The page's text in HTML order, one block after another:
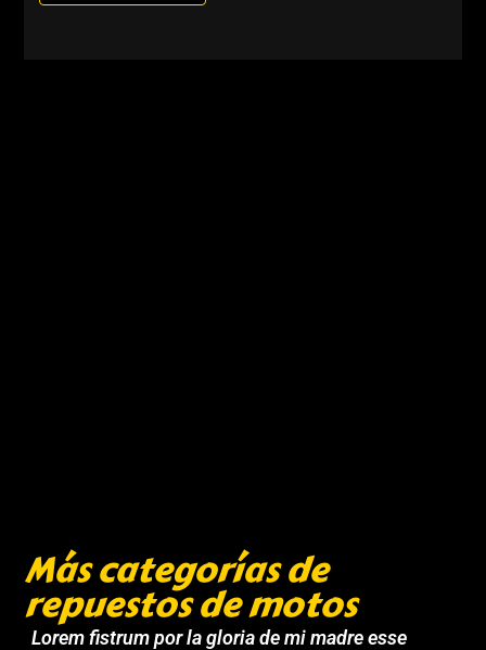
Más categorías de
repuestos de motos
Lorem fistrum por la gloria de mi madre esse